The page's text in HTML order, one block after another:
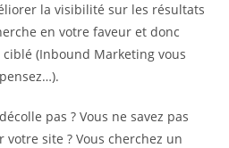
la visibilité sur les résultats
en votre faveur et donc
(Inbound Marketing vous
pensez…).
pas ? Vous ne savez pas
site ? Vous cherchez un